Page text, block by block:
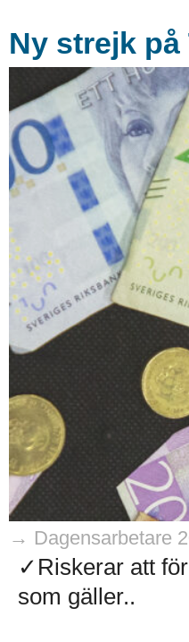
Ny strejk
→ Dagensarbetare
✓Riskerar att
som gäller..